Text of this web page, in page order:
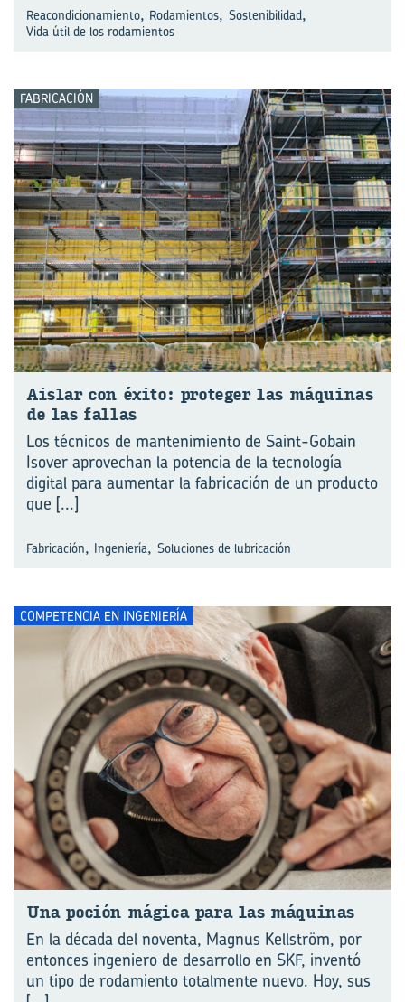
Reacondicionamiento, Rodamientos, Sostenibilidad,
Vida útil de los rodamientos
FABRICACIÓN
Ais­lar con éxito: pro­te­ger las má­qui­nas
de las fa­llas
Los técnicos de mantenimiento de Saint-Gobain
Isover aprovechan la potencia de la tecnología
digital para aumentar la fabricación de un producto
que [...]
Fabricación, Ingeniería, Soluciones de lubricación
COMPETENCIA EN INGENIERÍA
Una po­ción má­gi­ca para las má­qui­nas
En la década del noventa, Magnus Kellström, por
entonces ingeniero de desarrollo en SKF, inventó
un tipo de rodamiento totalmente nuevo. Hoy, sus